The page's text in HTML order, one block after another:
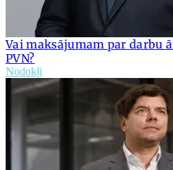
Vai maksājumam par darbu
PVN?
Nodokļi